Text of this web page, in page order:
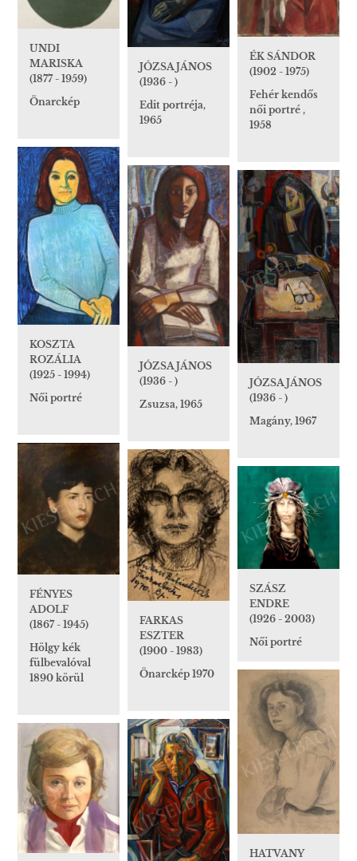
JÓZSA JÁNOS
(1936 - )
Edit portréja,
1965
ÉK SÁNDOR
(1902 - 1975)
Fehér kendős
női portré ,
1958
UNDI
MARISKA
(1877 - 1959)
Önarckép
KOSZTA
ROZÁLIA
(1925 - 1994)
Női portré
JÓZSA JÁNOS
(1936 - )
Zsuzsa, 1965
JÓZSA JÁNOS
(1936 - )
Magány, 1967
FÉNYES
ADOLF
(1867 - 1945)
Hölgy kék
fülbevalóval
1890 körül
FARKAS
ESZTER
(1900 - 1983)
Önarckép 1970
SZÁSZ
ENDRE
(1926 - 2003)
Női portré
HATVANY